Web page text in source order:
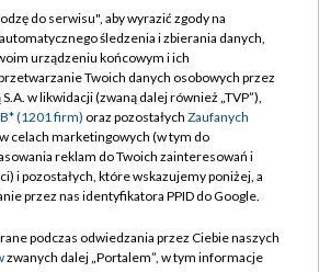
TVP
TVP
Cyfrowa
Regulamin TVP
Polityka prywatności
Moje zgody
Pomoc
Kontakt
do serwisu", aby wyrazić zgody na
śledzenia i zbierania danych,
urządzeniu końcowym i ich
Twoich danych osobowych przez
w likwidacji (zwaną dalej również „TVP”),
(1201 firm) oraz pozostałych Zaufanych
celach marketingowych (w tym do
reklam do Twoich zainteresowań i
i pozostałych, które wskazujemy poniżej, a
przez nas identyfikatora PPID do Google.
podczas odwiedzania przez Ciebie naszych
zwanych dalej „Portalem”, w tym informacje